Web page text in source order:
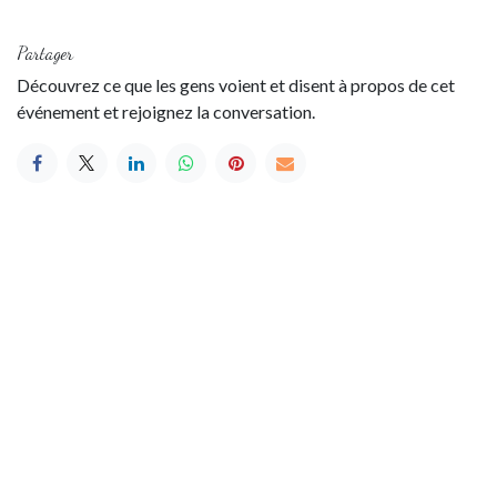
Partager
Découvrez ce que les gens voient et disent à propos de cet
événement et rejoignez la conversation.